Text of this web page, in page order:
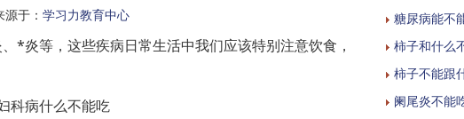
于： 学习力教育中心
*炎等，这些疾病日常生活中我们应该特别注意饮食，
糖尿病能不
柿子和什么
柿子不能跟
阑尾炎不能